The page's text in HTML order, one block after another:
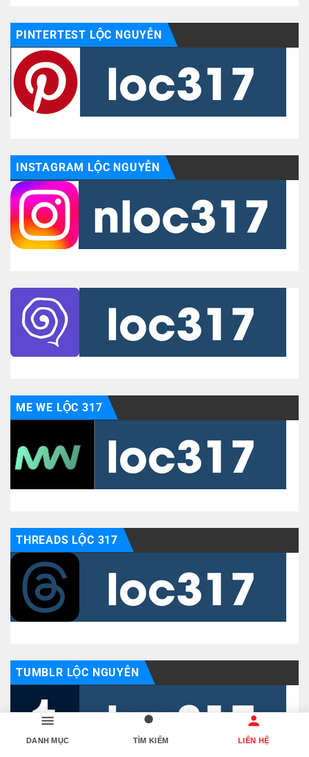
PINTERTEST LỘC NGUYỄN
INSTAGRAM LỘC NGUYỄN
ME WE LỘC 317
THREADS LỘC 317
TUMBLR LỘC NGUYỄN
DANH MỤC TÌM KIẾM LIÊN HỆ